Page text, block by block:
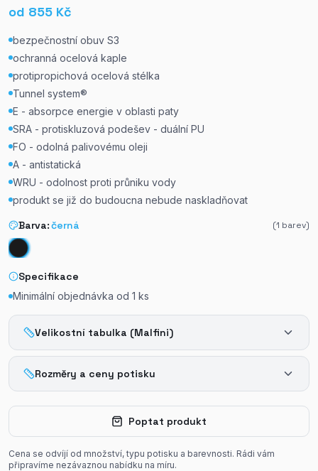
od 855 Kč
bezpečnostní obuv S3
ochranná ocelová kaple
protipropichová ocelová stélka
Tunnel system®
E - absorpce energie v oblasti paty
SRA - protiskluzová podešev - duální PU
FO - odolná palivovému oleji
A - antistatická
WRU - odolnost proti průniku vody
produkt se již do budoucna nebude naskladňovat
Barva:černá (1 barev)
Specifikace
Minimální objednávka od 1 ks
Velikostní tabulka (Malfini)
Rozměry a ceny potisku
Poptat produkt
Cena se odvíjí od množství, typu potisku a barevnosti. Rádi vám
připravíme nezávaznou nabídku na míru.